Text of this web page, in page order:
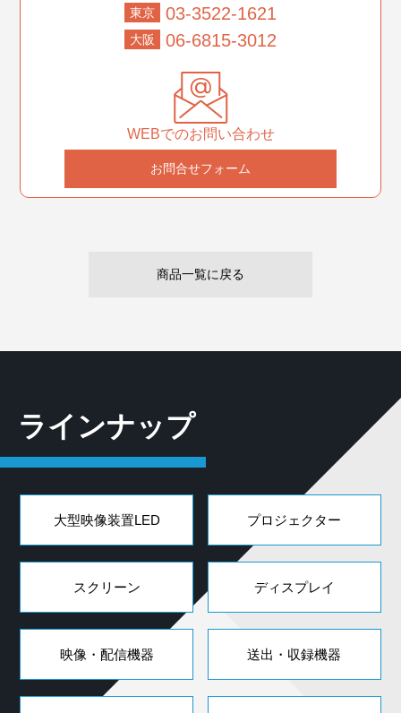
東京 03-3522-1621
大阪 06-6815-3012
WEBでのお問い合わせ
お問合せフォーム
商品一覧に戻る
ラインナップ
大型映像装置LED プロジェクター
スクリーン ディスプレイ
映像・配信機器 送出・収録機器